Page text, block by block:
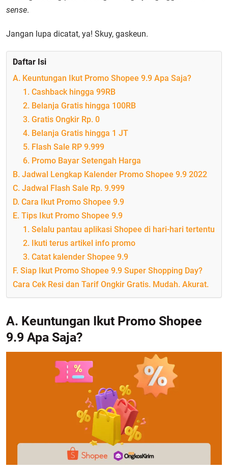
sense.
Jangan lupa dicatat, ya! Skuy, gaskeun.
Daftar Isi
A. Keuntungan Ikut Promo Shopee 9.9 Apa Saja?
1. Cashback hingga 99RB
2. Belanja Gratis hingga 100RB
3. Gratis Ongkir Rp. 0
4. Belanja Gratis hingga 1 JT
5. Flash Sale RP 9.999
6. Promo Bayar Setengah Harga
B. Jadwal Lengkap Kalender Promo Shopee 9.9 2022
C. Jadwal Flash Sale Rp. 9.999
D. Cara Ikut Promo Shopee 9.9
E. Tips Ikut Promo Shopee 9.9
1. Selalu pantau aplikasi Shopee di hari-hari tertentu
2. Ikuti terus artikel info promo
3. Catat kalender Shopee 9.9
F. Siap Ikut Promo Shopee 9.9 Super Shopping Day?
Cara Cek Resi dan Tarif Ongkir Gratis. Mudah. Akurat.
A. Keuntungan Ikut Promo Shopee
9.9 Apa Saja?